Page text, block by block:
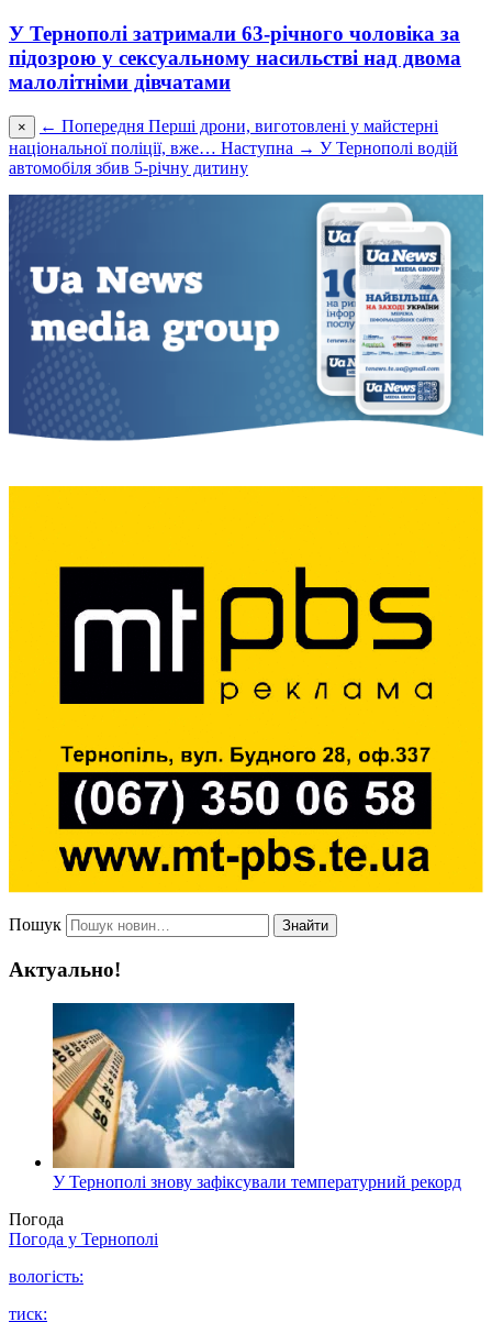
У Тернополі затримали 63-річного чоловіка за
підозрою у сексуальному насильстві над двома
малолітніми дівчатами
× ← Попередня Перші дрони, виготовлені у майстерні
національної поліції, вже… Наступна → У Тернополі водій
автомобіля збив 5-річну дитину
Пошук Знайти
Актуально!
У Тернополі знову зафіксували температурний рекорд
Погода
Погода у Тернополі
вологість:
тиск: